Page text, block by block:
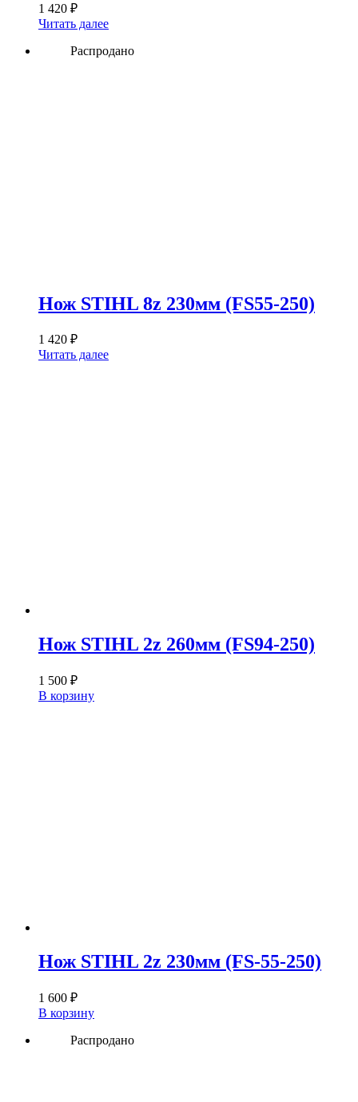
1 420 ₽
Читать далее
Распродано
Нож STIHL 8z 230мм (FS55-250)
1 420 ₽
Читать далее
Нож STIHL 2z 260мм (FS94-250)
1 500 ₽
В корзину
Нож STIHL 2z 230мм (FS-55-250)
1 600 ₽
В корзину
Распродано